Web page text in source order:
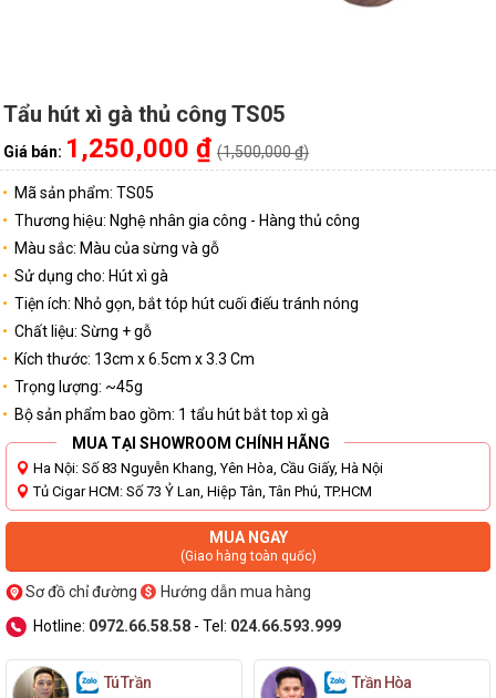
Tẩu hút xì gà thủ công TS05
Giá bán: 1,250,000 ₫ (1,500,000 ₫)
Mã sản phẩm: TS05
Thương hiệu: Nghệ nhân gia công - Hàng thủ công
Màu sắc: Màu của sừng và gỗ
Sử dụng cho: Hút xì gà
Tiện ích: Nhỏ gọn, bắt tóp hút cuối điếu tránh nóng
Chất liệu: Sừng + gỗ
Kích thước: 13cm x 6.5cm x 3.3 Cm
Trọng lượng: ~45g
Bộ sản phẩm bao gồm: 1 tẩu hút bắt top xì gà
MUA TẠI SHOWROOM CHÍNH HÃNG
Ha Nội: Số 83 Nguyễn Khang, Yên Hòa, Cầu Giấy, Hà Nội
Tủ Cigar HCM: Số 73 Ỷ Lan, Hiệp Tân, Tân Phú, TP.HCM
MUA NGAY
(Giao hàng toàn quốc)
Sơ đồ chỉ đường
Hướng dẫn mua hàng
Hotline: 0972.66.58.58 - Tel: 024.66.593.999
Tú Trần Trần Hòa